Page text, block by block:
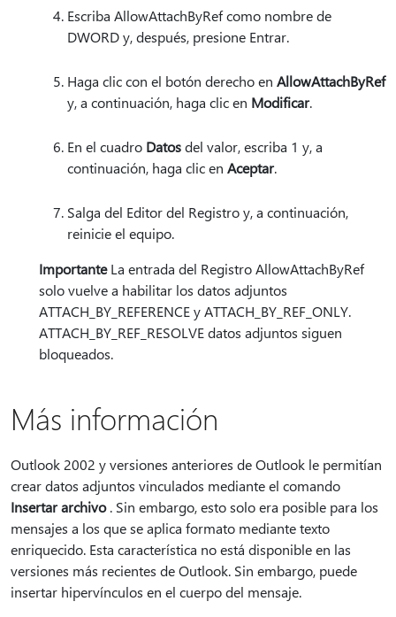
Escriba AllowAttachByRef como nombre de
DWORD y, después, presione Entrar.
Haga clic con el botón derecho en AllowAttachByRef
y, a continuación, haga clic en Modificar.
En el cuadro Datosdel valor, escriba 1 y, a
continuación, haga clic en Aceptar.
Salga del Editor del Registro y, a continuación,
reinicie el equipo.
ImportanteLa entrada del Registro AllowAttachByRef
solo vuelve a habilitar los datos adjuntos
ATTACH_BY_REFERENCE y ATTACH_BY_REF_ONLY.
ATTACH_BY_REF_RESOLVE datos adjuntos siguen
bloqueados.
Más información
Outlook 2002 y versiones anteriores de Outlook le permitían
crear datos adjuntos vinculados mediante el comando
Insertar archivo. Sin embargo, esto solo era posible para los
mensajes a los que se aplica formato mediante texto
enriquecido. Esta característica no está disponible en las
versiones más recientes de Outlook. Sin embargo, puede
insertar hipervínculos en el cuerpo del mensaje.